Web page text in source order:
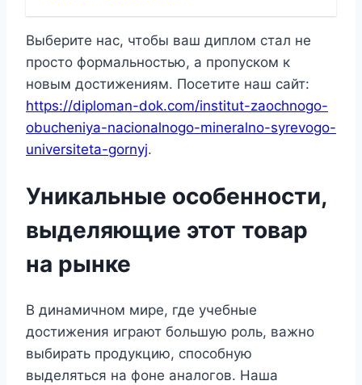
Выберите нас, чтобы ваш диплом стал не
просто формальностью, а пропуском к
новым достижениям. Посетите наш сайт:
https://diploman-dok.com/institut-zaochnogo-
obucheniya-nacionalnogo-mineralno-syrevogo-
universiteta-gornyj.
Уникальные особенности,
выделяющие этот товар
на рынке
В динамичном мире, где учебные
достижения играют большую роль, важно
выбирать продукцию, способную
выделяться на фоне аналогов. Наша